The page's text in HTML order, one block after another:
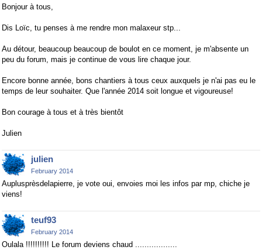
Bonjour à tous,
Dis Loïc, tu penses à me rendre mon malaxeur stp...
Au détour, beaucoup beaucoup de boulot en ce moment, je m'absente un
peu du forum, mais je continue de vous lire chaque jour.
Encore bonne année, bons chantiers à tous ceux auxquels je n'ai pas eu le
temps de leur souhaiter. Que l'année 2014 soit longue et vigoureuse!
Bon courage à tous et à très bientôt
Julien
julien
February 2014
Auplusprèsdelapierre, je vote oui, envoies moi les infos par mp, chiche je
viens!
teuf93
February 2014
Oulala !!!!!!!!!! Le forum deviens chaud ..................